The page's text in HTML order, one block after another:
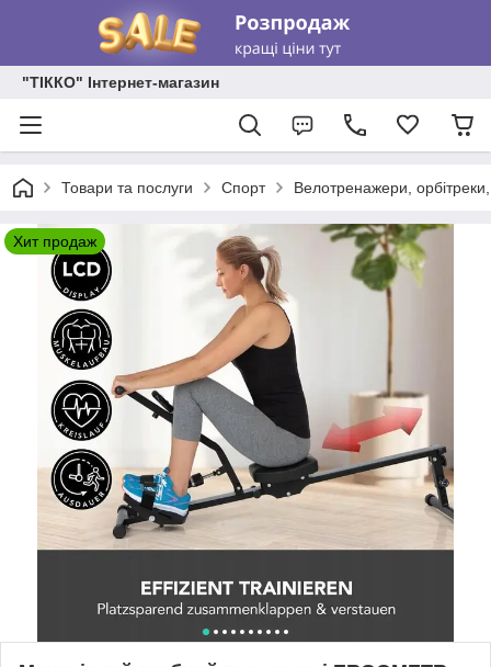
"ТІККО" Інтернет-магазин
Товари та послуги Спорт Велотренажери,
Хит продаж